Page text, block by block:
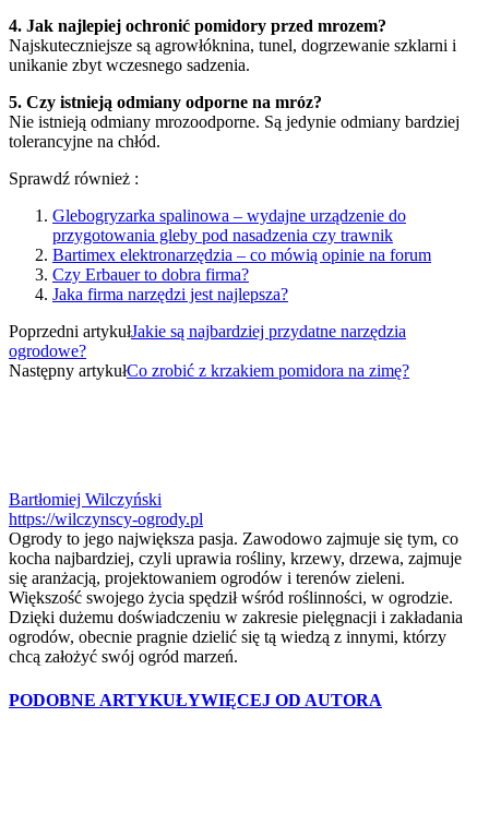
4. Jak najlepiej ochronić pomidory przed mrozem?
Najskuteczniejsze są agrowłóknina, tunel, dogrzewanie szklarni i
unikanie zbyt wczesnego sadzenia.
5. Czy istnieją odmiany odporne na mróz?
Nie istnieją odmiany mrozoodporne. Są jedynie odmiany bardziej
tolerancyjne na chłód.
Sprawdź również :
Glebogryzarka spalinowa – wydajne urządzenie do
przygotowania gleby pod nasadzenia czy trawnik
Bartimex elektronarzędzia – co mówią opinie na forum
Czy Erbauer to dobra firma?
Jaka firma narzędzi jest najlepsza?
Poprzedni artykułJakie są najbardziej przydatne narzędzia
ogrodowe?
Następny artykułCo zrobić z krzakiem pomidora na zimę?
Bartłomiej Wilczyński
https://wilczynscy-ogrody.pl
Ogrody to jego największa pasja. Zawodowo zajmuje się tym, co
kocha najbardziej, czyli uprawia rośliny, krzewy, drzewa, zajmuje
się aranżacją, projektowaniem ogrodów i terenów zieleni.
Większość swojego życia spędził wśród roślinności, w ogrodzie.
Dzięki dużemu doświadczeniu w zakresie pielęgnacji i zakładania
ogrodów, obecnie pragnie dzielić się tą wiedzą z innymi, którzy
chcą założyć swój ogród marzeń.
PODOBNE ARTYKUŁYWIĘCEJ OD AUTORA